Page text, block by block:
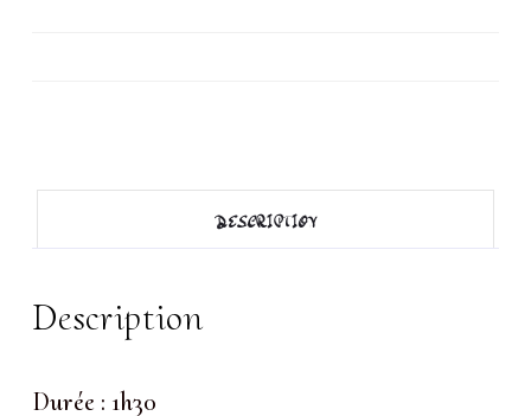
vernis
DESCRIPTION
Description
Durée : 1h30